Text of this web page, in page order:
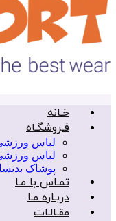
خـانه
فـروشگـاه
لباس
لباس
پوشاک
تمـاس با مـا
دربـاره مـا
مقـالـات